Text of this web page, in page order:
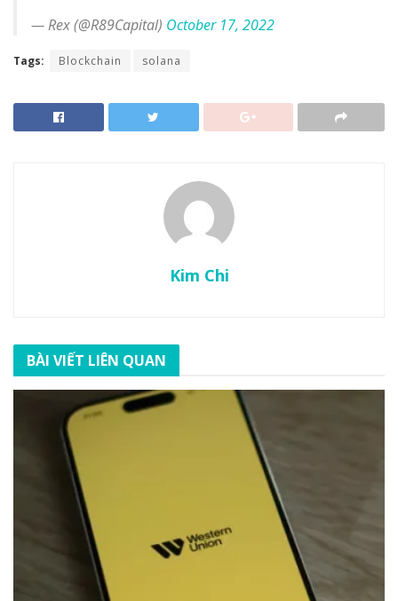
— Rex (@R89Capital) October 17, 2022
Tags: Blockchain solana
Kim Chi
BÀI VIẾT LIÊN QUAN